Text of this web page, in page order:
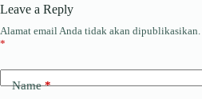
Leave a Reply
Alamat email Anda tidak akan dipublikasikan.
*
Name*